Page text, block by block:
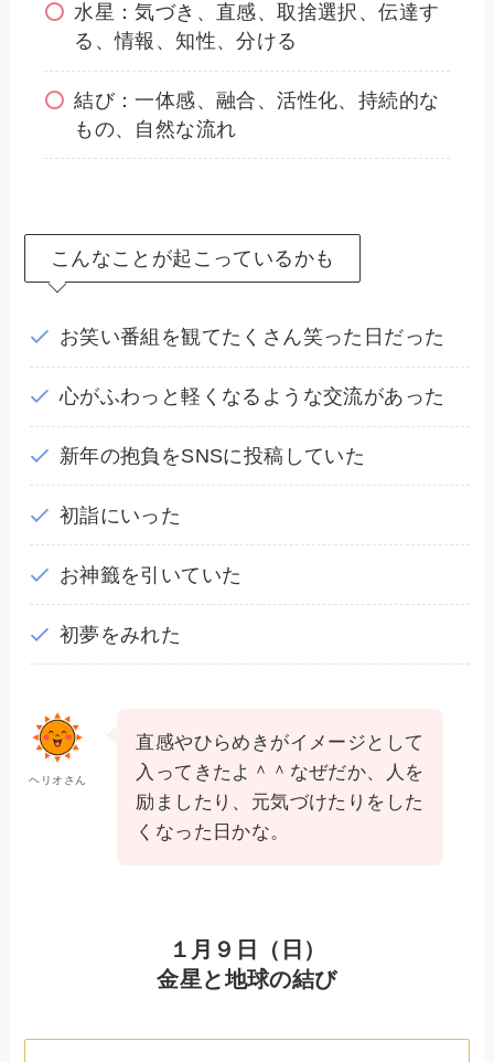
水星：気づき、直感、取捨選択、伝達す
る、情報、知性、分ける
結び：一体感、融合、活性化、持続的な
もの、自然な流れ
こんなことが起こっているかも
お笑い番組を観てたくさん笑った日だった
心がふわっと軽くなるような交流があった
新年の抱負をSNSに投稿していた
初詣にいった
お神籤を引いていた
初夢をみれた
ヘリオさん
直感やひらめきがイメージとして
入ってきたよ＾＾なぜだか、人を
励ましたり、元気づけたりをした
くなった日かな。
１月９日（日）
金星と地球の結び